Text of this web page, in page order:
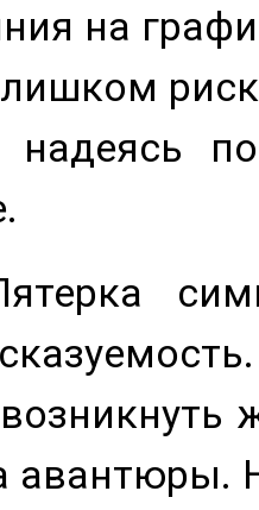
на
надеясь
авантюры.